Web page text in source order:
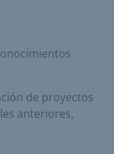
de proyectos
anteriores,